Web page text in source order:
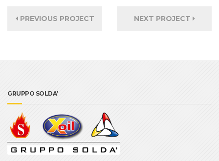
PREVIOUS PROJECT NEXT PROJECT
GRUPPO SOLDA’